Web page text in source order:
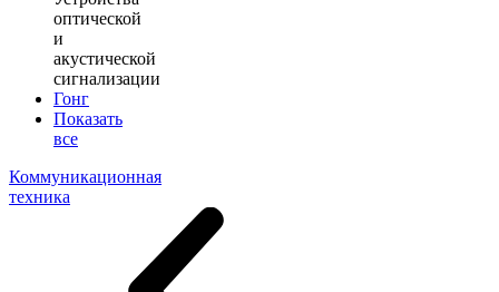
оптической
и
акустической
сигнализации
Гонг
Показать
все
Коммуникационная
техника